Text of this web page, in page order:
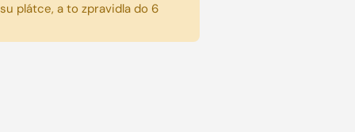
plátce, a to zpravidla do 6